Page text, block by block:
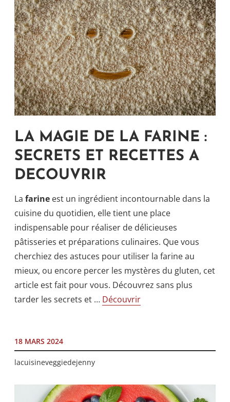
LA MAGIE DE LA FARINE :
SECRETS ET RECETTES A
DECOUVRIR
La farine est un ingrédient incontournable dans la
cuisine du quotidien, elle tient une place
indispensable pour réaliser de délicieuses
pâtisseries et préparations culinaires. Que vous
cherchiez des astuces pour utiliser la farine au
mieux, ou encore percer les mystères du gluten, cet
article est fait pour vous. Découvrez sans plus
tarder les secrets et … Découvrir
18 MARS 2024
lacuisineveggiedejenny